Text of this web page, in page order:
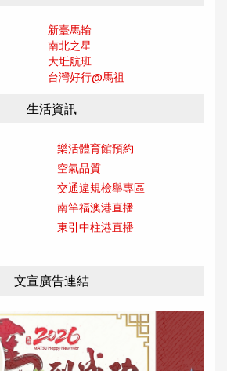
新臺馬輪
南北之星
大坵航班
台灣好行@馬祖
生活資訊
樂活體育館預約
空氣品質
交通違規檢舉專區
南竿福澳港直播
東引中柱港直播
文宣廣告連結